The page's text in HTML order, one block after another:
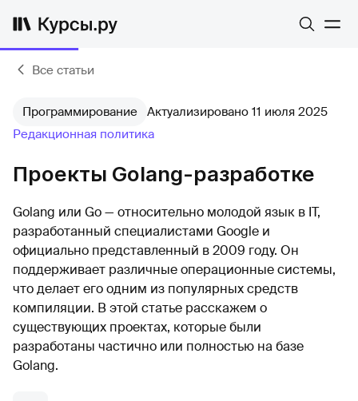
Все статьи
Программирование Актуализировано 11 июля 2025
Редакционная политика
Проекты Golang-разработке
Golang или Go — относительно молодой язык в IT,
разработанный специалистами Google и
официально представленный в 2009 году. Он
поддерживает различные операционные системы,
что делает его одним из популярных средств
компиляции. В этой статье расскажем о
существующих проектах, которые были
разработаны частично или полностью на базе
Golang.